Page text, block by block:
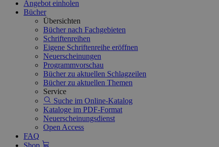
Angebot einholen
Bücher
Übersichten
Bücher nach Fachgebieten
Schriftenreihen
Eigene Schriftenreihe eröffnen
Neuerscheinungen
Programmvorschau
Bücher zu aktuellen Schlagzeilen
Bücher zu aktuellen Themen
Service
Suche im Online-Katalog
Kataloge im PDF-Format
Neuerscheinungsdienst
Open Access
FAQ
Shop